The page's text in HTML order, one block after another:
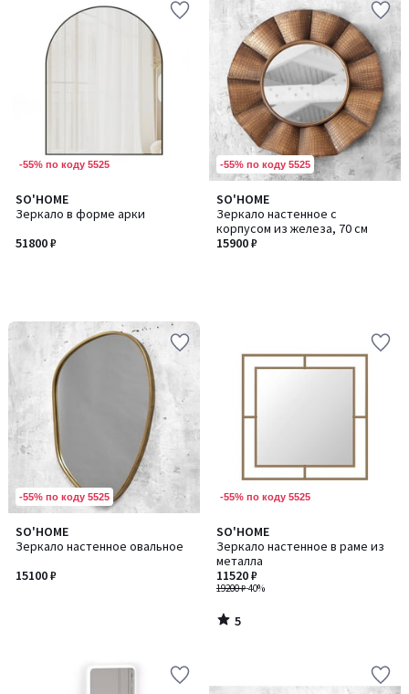
-55% по коду 5525
SO'HOME
Зеркало в форме арки
51800 ₽
-55% по коду 5525
SO'HOME
Зеркало настенное с
корпусом из железа, 70 см
15900 ₽
-55% по коду 5525
SO'HOME
Зеркало настенное овальное
15100 ₽
-55% по коду 5525
SO'HOME
Зеркало настенное в раме из
металла
19200 ₽-40%
11520 ₽
5
/
5
5
/